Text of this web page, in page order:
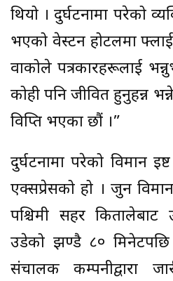
थियो । दुर्घटनामा परेको
भएको वेस्टन होटलमा फ्लाई
वाकोले पत्रकारहरूलाई
कोही पनि जीवित हुनुहन्न
विक्षिप्त भएका छौं ।”
दुर्घटनामा परेको विमान
एक्सप्रेसको हो । जुन
पश्चिमी सहर कितालेबाट
उडेको झण्डै ८० मिनेटपछि
संचालक कम्पनीद्वारा